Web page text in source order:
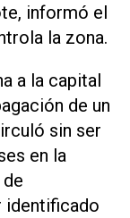
informó el
‌la zona.
‌a la capital
de un
sin ser
en la
identificado